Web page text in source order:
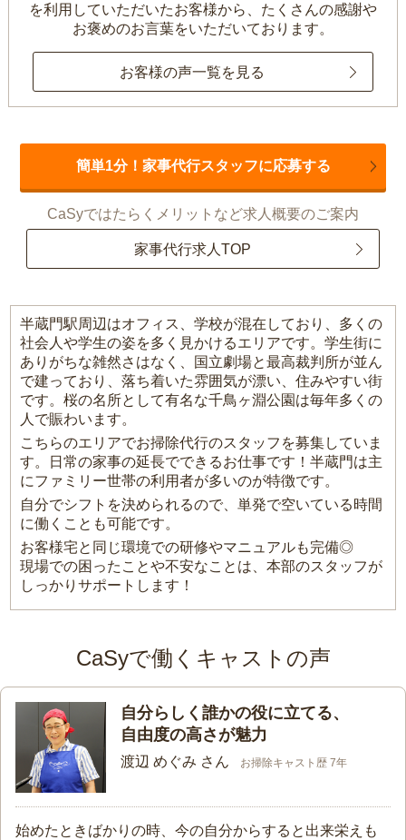
を利用していただいたお客様から、 たくさんの感謝や
お褒めのお言葉をいただいております。
お客様の声一覧を見る
簡単1分！家事代行スタッフに応募する
CaSyではたらくメリットなど求人概要のご案内
家事代行求人TOP
半蔵門駅周辺はオフィス、学校が混在しており、多くの
社会人や学生の姿を多く見かけるエリアです。学生街に
ありがちな雑然さはなく、国立劇場と最高裁判所が並ん
で建っており、落ち着いた雰囲気が漂い、住みやすい街
です。桜の名所として有名な千鳥ヶ淵公園は毎年多くの
人で賑わいます。
こちらのエリアでお掃除代行のスタッフを募集していま
す。日常の家事の延長でできるお仕事です！半蔵門は主
にファミリー世帯の利用者が多いのが特徴です。
自分でシフトを決められるので、単発で空いている時間
に働くことも可能です。
お客様宅と同じ環境での研修やマニュアルも完備◎
現場での困ったことや不安なことは、本部のスタッフが
しっかりサポートします！
CaSyで働くキャストの声
自分らしく誰かの役に立てる、
自由度の高さが魅力
渡辺 めぐみ さん お掃除キャスト歴 7年
始めたときばかりの時、今の自分からすると出来栄えも